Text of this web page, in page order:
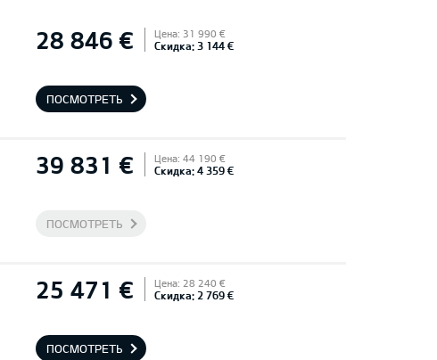
28 846 € Цена: 31 990 €
Скидка: 3 144 €
ПОСМОТРЕТЬ
39 831 € Цена: 44 190 €
Скидка: 4 359 €
ПОСМОТРЕТЬ
25 471 € Цена: 28 240 €
Скидка: 2 769 €
ПОСМОТРЕТЬ